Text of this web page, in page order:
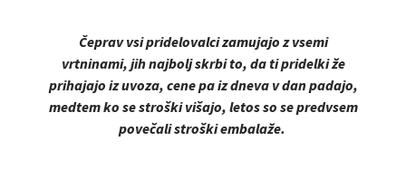
Čeprav vsi pridelovalci zamujajo z vsemi
vrtninami, jih najbolj skrbi to, da ti pridelki že
prihajajo iz uvoza, cene pa iz dneva v dan padajo,
medtem ko se stroški višajo, letos so se predvsem
povečali stroški embalaže.